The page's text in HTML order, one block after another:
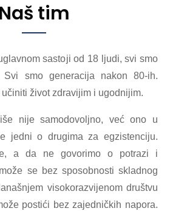
Naš tim
sastoji od 18 ljudi, svi smo
smo generacija nakon 80-ih.
učiniti život zdravijim i ugodnijim.
nije samodovoljno, već ono u
jedni o drugima za egzistenciju.
a da ne govorimo o potrazi i
se bez sposobnosti skladnog
visokorazvijenom društvu
postići bez zajedničkih napora.